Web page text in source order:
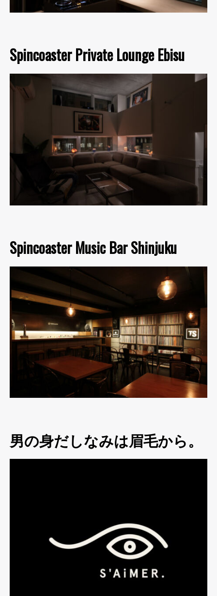
Spincoaster Private Lounge Ebisu
Spincoaster Music Bar Shinjuku
男の身だしなみは眉毛から。